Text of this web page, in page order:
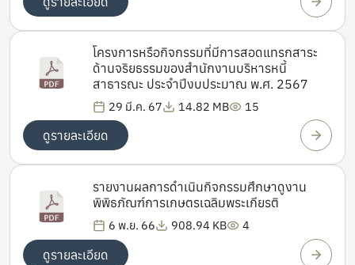
โครงการหรือกิจกรรมที่มีการสอดแทรกสาระ
ด้านจริยธรรมของสำนักงานบริหารหนี้
สาธารณะ ประจำปีงบประมาณ พ.ศ. 2567
29 มี.ค. 67 14.82 MB 15
ดูรายละเอียด
รายงานผลการดำเนินกิจกรรมศึกษาดูงาน
พิพิธภัณฑ์การเกษตรเฉลิมพระเกียรติ
6 พ.ย. 66 908.94 KB 4
ดูรายละเอียด